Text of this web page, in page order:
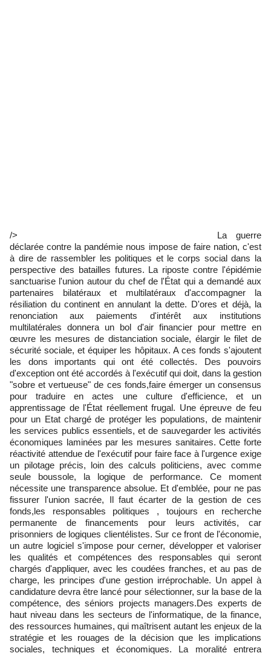
La guerre
déclarée contre la pandémie nous impose de faire nation, c'est
à dire de rassembler les politiques et le corps social dans la
perspective des batailles futures. La riposte contre l'épidémie
sanctuarise l'union autour du chef de l'État qui a demandé aux
partenaires bilatéraux et multilatéraux d'accompagner la
résiliation du continent en annulant la dette. D'ores et déjà, la
renonciation aux paiements d'intérêt aux institutions
multilatérales donnera un bol d'air financier pour mettre en
œuvre les mesures de distanciation sociale, élargir le filet de
sécurité sociale, et équiper les hôpitaux. A ces fonds s'ajoutent
les dons importants qui ont été collectés. Des pouvoirs
d'exception ont été accordés à l'exécutif qui doit, dans la gestion
"sobre et vertueuse" de ces fonds,faire émerger un consensus
pour traduire en actes une culture d'efficience, et un
apprentissage de l'État réellement frugal. Une épreuve de feu
pour un Etat chargé de protéger les populations, de maintenir
les services publics essentiels, et de sauvegarder les activités
économiques laminées par les mesures sanitaires. Cette forte
réactivité attendue de l'exécutif pour faire face à l'urgence exige
un pilotage précis, loin des calculs politiciens, avec comme
seule boussole, la logique de performance. Ce moment
nécessite une transparence absolue. Et d'emblée, pour ne pas
fissurer l'union sacrée, Il faut écarter de la gestion de ces
fonds,les responsables politiques , toujours en recherche
permanente de financements pour leurs activités, car
prisonniers de logiques clientélistes. Sur ce front de l'économie,
un autre logiciel s'impose pour cerner, développer et valoriser
les qualités et compétences des responsables qui seront
chargés d'appliquer, avec les coudées franches, et au pas de
charge, les principes d'une gestion irréprochable. Un appel à
candidature devra être lancé pour sélectionner, sur la base de la
compétence, des séniors projects managers.Des experts de
haut niveau dans les secteurs de l'informatique, de la finance,
des ressources humaines, qui maîtrisent autant les enjeux de la
stratégie et les rouages de la décision que les implications
sociales, techniques et économiques. La moralité entrera